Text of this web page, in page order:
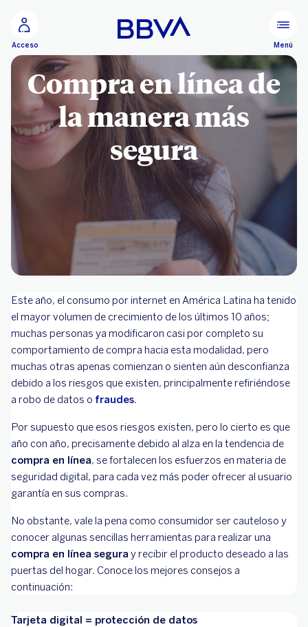
Acceso Menú
Compra en línea de
la manera más
segura
Este año, el consumo por internet en América Latina ha tenido
el mayor volumen de crecimiento de los últimos 10 años;
muchas personas ya modificaron casi por completo su
comportamiento de compra hacia esta modalidad, pero
muchas otras apenas comienzan o sienten aún desconfianza
debido a los riesgos que existen, principalmente refiriéndose
a robo de datos o fraudes.
Por supuesto que esos riesgos existen, pero lo cierto es que
año con año, precisamente debido al alza en la tendencia de
compra en línea, se fortalecen los esfuerzos en materia de
seguridad digital, para cada vez más poder ofrecer al usuario
garantía en sus compras.
No obstante, vale la pena como consumidor ser cauteloso y
conocer algunas sencillas herramientas para realizar una
compra en línea segura y recibir el producto deseado a las
puertas del hogar. Conoce los mejores consejos a
continuación:
Tarjeta digital = protección de datos